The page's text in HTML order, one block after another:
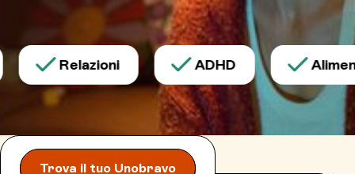
Relazioni ADHD
Trova il tuo Unobravo